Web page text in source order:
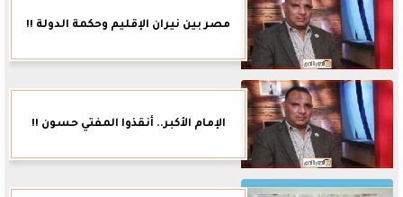
مصر بين نيران الإقليم وحكمة الدولة !!
الإمام الأكبر.. أنقذوا المفتي حسون !!